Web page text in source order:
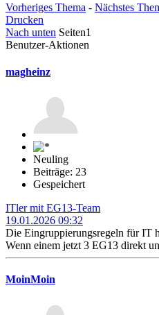
Vorheriges Thema - Nächstes
Drucken
Nach unten Seiten1
Benutzer-Aktionen
magheinz
Neuling
Beiträge: 23
Gespeichert
ITler mit EG13-Team
19.01.2026 09:32
Die Eingruppierungsregeln für IT
Wenn einem jetzt 3 EG13 direkt
MoinMoin